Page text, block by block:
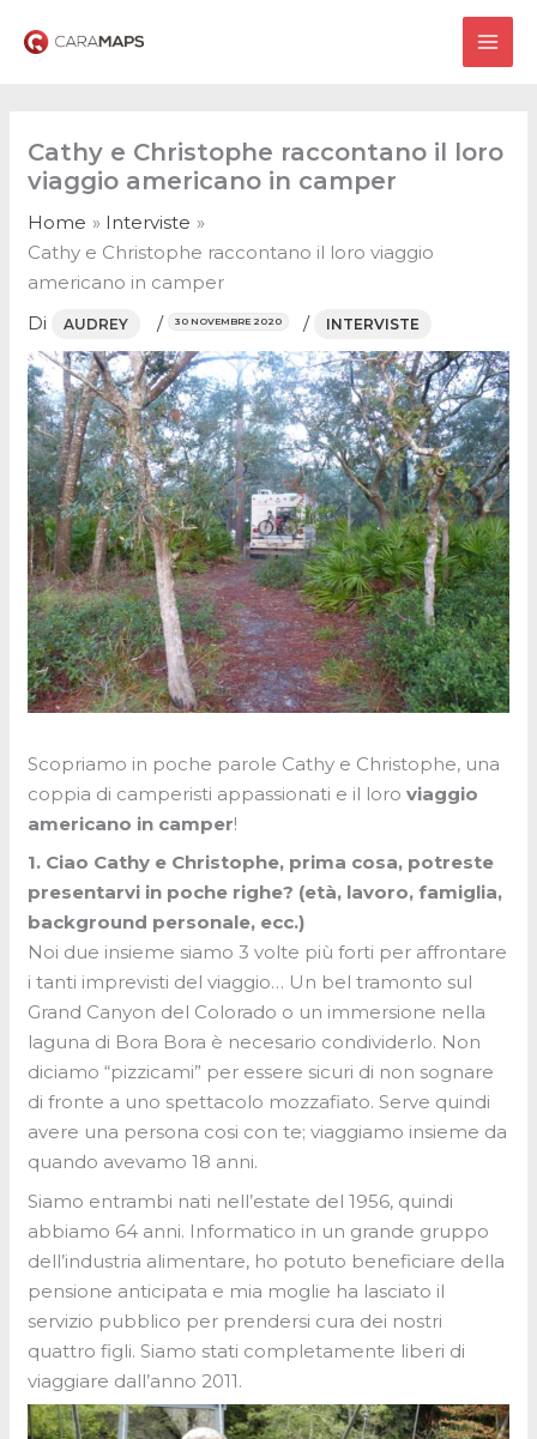
Cathy e Christophe raccontano il loro
viaggio americano in camper
Home
Interviste
Cathy e Christophe raccontano il loro viaggio
americano in camper
Di
AUDREY / 30 NOVEMBRE 2020 / INTERVISTE
Scopriamo in poche parole Cathy e Christophe, una
coppia di camperisti appassionati e il loroviaggio
americano in camper!
1. Ciao Cathy e Christophe, prima cosa, potreste
presentarvi in poche righe? (età, lavoro, famiglia,
background personale, ecc.)
Noi due insieme siamo 3 volte più forti per affrontare
i tanti imprevisti del viaggio… Un bel tramonto sul
Grand Canyon del Colorado o un immersione nella
laguna di Bora Bora è necesario condividerlo. Non
diciamo “pizzicami” per essere sicuri di non sognare
di fronte a uno spettacolo mozzafiato. Serve quindi
avere una persona cosi con te; viaggiamo insieme da
quando avevamo 18 anni.
Siamo entrambi nati nell’estate del 1956, quindi
abbiamo 64 anni. Informatico in un grande gruppo
dell’industria alimentare, ho potuto beneficiare della
pensione anticipata e mia moglie ha lasciato il
servizio pubblico per prendersi cura dei nostri
quattro figli. Siamo stati completamente liberi di
viaggiare dall’anno 2011.